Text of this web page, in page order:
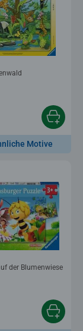
Motive
der Blumenwiese